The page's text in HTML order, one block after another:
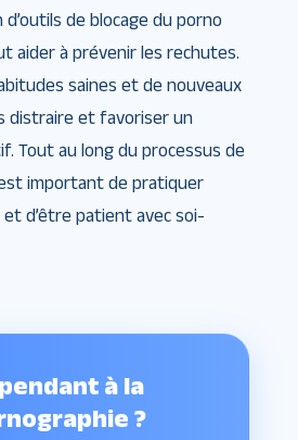
d’outils de blocage du porno
aider à prévenir les rechutes.
saines et de nouveaux
distraire et favoriser un
Tout au long du processus de
important de pratiquer
et d’être patient avec soi-
à la
?